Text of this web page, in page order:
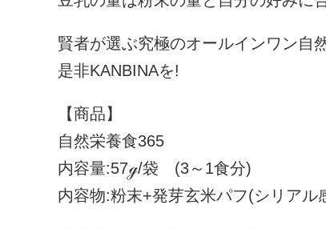
賢者が選ぶ究極のオールインワン自
是非KANBINAを!
【商品】
自然栄養食365
内容量:57ℊ/袋 (3～1食分)
内容物:粉末+発芽玄米パフ(シリアル